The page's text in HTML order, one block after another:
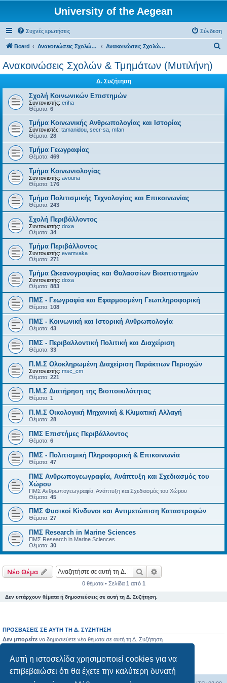
Αυτή η ιστοσελίδα χρησιμοποιεί cookies για να
επιβεβαιώσει ότι θα έχετε την καλύτερη δυνατή
University of the Aegean
Συχνές ερωτήσεις Σύνδεση
Board Ανακοινώσεις Σχολών, Τμημάτων, Συλλόγων & Υπηρεσιών Ανακοινώσεις Σχολών & Τμημάτων (Μυτιλήνη)
η
Ανακοινώσεις Σχολών & Τμημάτων (Μυτιλήνη)
Δ. Συζήτηση
Σχολή Κοινωνικών Επιστημών
Συντονιστής: eriha
Θέματα: 6
Τμήμα Κοινωνικής Ανθρωπολογίας και Ιστορίας
Συντονιστές: tamanidou secr-sa mfan
Θέματα: 28
Τμήμα Γεωγραφίας
Θέματα: 469
Τμήμα Κοινωνιολογίας
Συντονιστής: avouna
Θέματα: 176
Τμήμα Πολιτισμικής Τεχνολογίας και Επικοινωνίας
Θέματα: 243
Σχολή Περιβάλλοντος
Συντονιστής: doxa
Θέματα: 34
Τμήμα Περιβάλλοντος
Συντονιστής: evamvaka
Θέματα: 271
Τμήμα Ωκεανογραφίας και Θαλασσίων Βιοεπιστημών
Συντονιστής: doxa
Θέματα: 883
ΠΜΣ - Γεωγραφία και Εφαρμοσμένη Γεωπληροφορική
Θέματα: 108
ΠΜΣ - Κοινωνική και Ιστορική Ανθρωπολογία
Θέματα: 43
ΠΜΣ - Περιβαλλοντική Πολιτική και Διαχείριση
Θέματα: 33
Π.Μ.Σ Ολοκληρωμένη Διαχείριση Παράκτιων Περιοχών
Συντονιστής: msc_cm
Θέματα: 221
Π.Μ.Σ Διατήρηση της Βιοποικιλότητας
Θέματα: 1
Π.Μ.Σ Οικολογική Μηχανική & Κλιματική Αλλαγή
Θέματα: 28
ΠΜΣ Επιστήμες Περιβάλλοντος
Θέματα: 6
ΠΜΣ - Πολιτισμική Πληροφορική & Επικοινωνία
Θέματα: 47
ΠΜΣ Ανθρωπογεωγραφία, Ανάπτυξη και Σχεδιασμός του
Χώρου
ΠΜΣ Ανθρωπογεωγραφία, Ανάπτυξη και Σχεδιασμός του Χώρου
Θέματα: 45
ΠΜΣ Φυσικοί Κίνδυνοι και Αντιμετώπιση Καταστροφών
Θέματα: 27
ΠΜΣ Research in Marine Sciences
ΠΜΣ Research in Marine Sciences
Θέματα: 30
Νέο Θέμα Αναζήτηση
0 θέματα • Σελίδα 1 από 1
Δεν υπάρχουν θέματα ή δημοσιεύσεις σε αυτή τη Δ. Συζήτηση.
ΠΡΟΣΒΆΣΕΙΣ ΣΕ ΑΥΤΉ ΤΗ Δ. ΣΥΖΉΤΗΣΗ
Δεν μπορείτε να δημοσιεύετε νέα θέματα σε αυτή τη Δ. Συζήτηση
Δεν μπορείτενα διαγράφετε τις δημοσιεύσεις σας σε αυτή τη Δ. Συζήτηση
Δεν μπορείτε
να επισυνάπτετε αρχεία σε αυτή τη Δ. Συζήτηση